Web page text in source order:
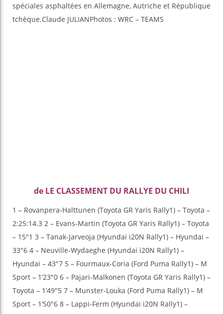
spéciales asphaltées en Allemagne, Autriche et République
tchèque.Claude JULIANPhotos : WRC – TEAMS
de LE CLASSEMENT DU RALLYE DU CHILI
1 – Rovanpera-Halttunen (Toyota GR Yaris Rally1) – Toyota –
2:25:14.3 2 – Evans-Martin (Toyota GR Yaris Rally1) – Toyota
– 15″1 3 – Tanak-Jarveoja (Hyundai i20N Rally1) – Hyundai –
33″6 4 – Neuville-Wydaeghe (Hyundai i20N Rally1) –
Hyundai – 43″7 5 – Fourmaux-Coria (Ford Puma Rally1) – M
Sport – 1’23″0 6 – Pajari-Malkonen (Toyota GR Yaris Rally1) –
Toyota – 1’49″5 7 – Munster-Louka (Ford Puma Rally1) – M
Sport – 1’50″6 8 – Lappi-Ferm (Hyundai i20N Rally1) –